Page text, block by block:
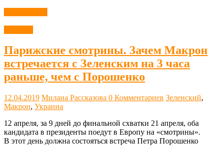
Парижские смотрины. Зачем Макрон
встречается с Зеленским на 3 часа
раньше, чем с Порошенко
12.04.2019 Милана Рассказова 0 Комментариев Зеленский,
Макрон, Украина
12 апреля, за 9 дней до финальной схватки 21 апреля, оба
кандидата в президенты поедут в Европу на «смотрины».
В этот день должна состояться встреча Петра Порошенко